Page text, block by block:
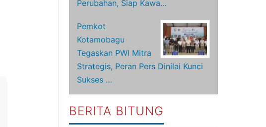
Perubahan, Siap Kawa…
Pemkot
Kotamobagu
Tegaskan PWI Mitra
Strategis, Peran Pers Dinilai Kunci
Sukses …
BERITA BITUNG